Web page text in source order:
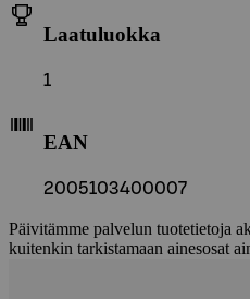
Laatuluokka
1
EAN
2005103400007
Päivitämme palvelun tuotetietoja
kuitenkin tarkistamaan ainesosat